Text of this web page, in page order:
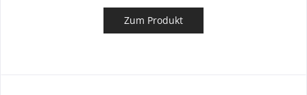
Zum Produkt